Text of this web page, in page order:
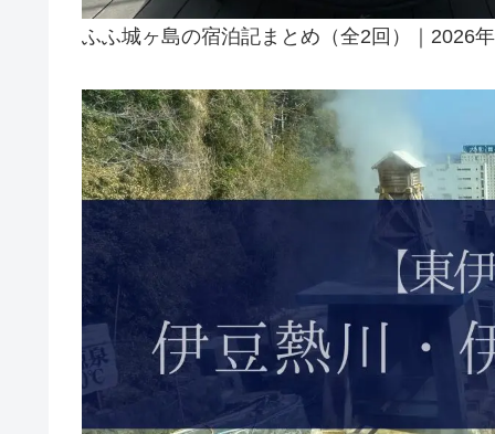
ふふ城ヶ島の宿泊記まとめ（全2回）｜2026